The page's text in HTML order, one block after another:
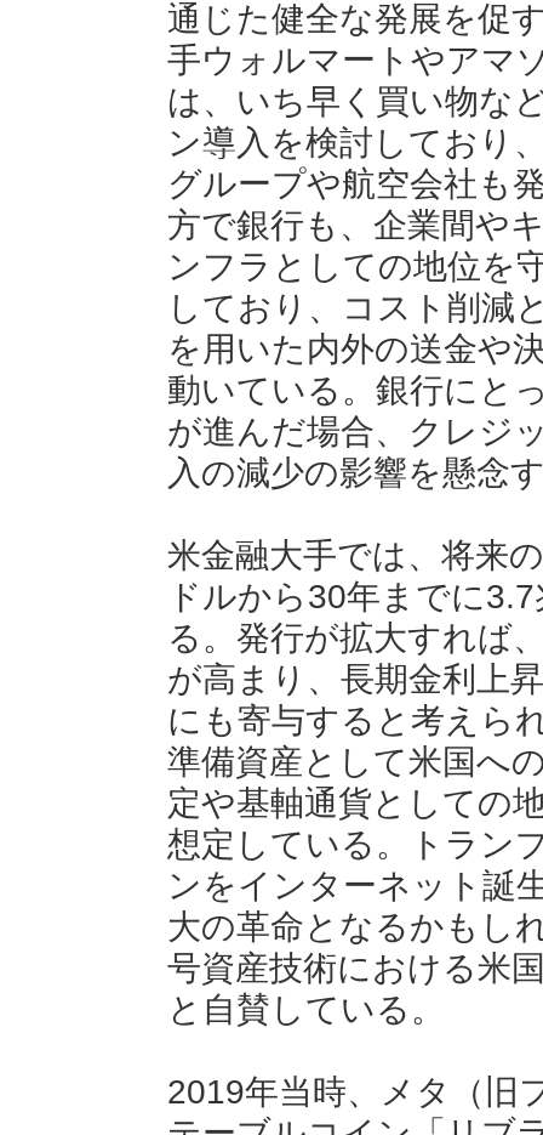
通じた健全な発展を促
手ウォルマートやアマ
は、いち早く買い物な
ン導入を検討しており
グループや航空会社も
方で銀行も、企業間や
ンフラとしての地位を
しており、コスト削減
を用いた内外の送金や
動いている。銀行にと
が進んだ場合、クレジ
入の減少の影響を懸念
米金融大手では、将来
ドルから30年までに
る。発行が拡大すれば
が高まり、長期金利上
にも寄与すると考えら
準備資産として米国へ
定や基軸通貨としての
想定している。トラン
ンをインターネット誕
大の革命となるかもし
号資産技術における米
と自賛している。
2019年当時、メタ（旧